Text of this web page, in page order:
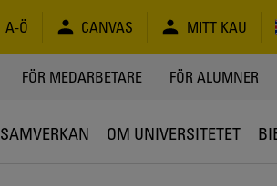
A-Ö CANVAS MITT KAU
FÖR MEDARBETARE FÖR ALUMNER
SAMVERKAN OM UNIVERSITETET